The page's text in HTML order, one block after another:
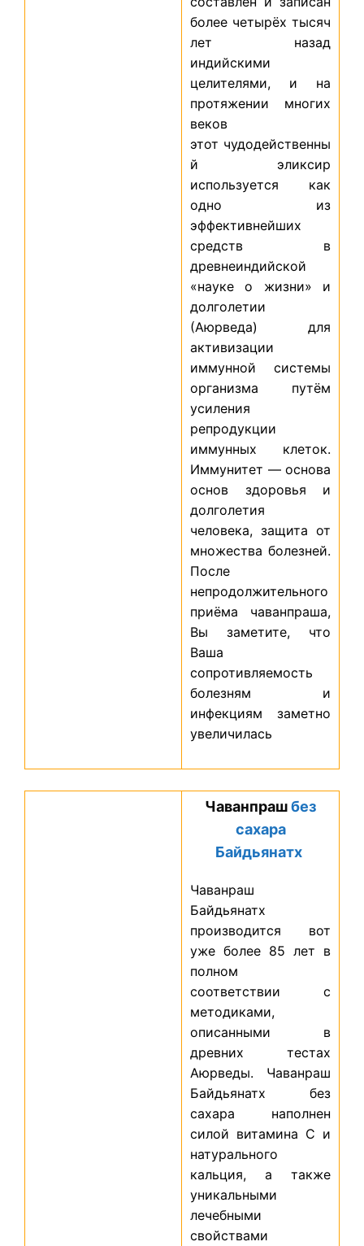
более четырёх тысяч
лет назад
индийскими
целителями, и на
протяжении многих
веков
этот чудодейственны
й эликсир
используется как
одно из
эффективнейших
средств в
древнеиндийской
«науке о жизни» и
долголетии
(Аюрведа) для
активизации
иммунной системы
организма путём
усиления
репродукции
иммунных клеток.
Иммунитет — основа
основ здоровья и
долголетия
человека, защита от
множества болезней.
После
непродолжительного
приёма чаванпраша,
Вы заметите, что
Ваша
сопротивляемость
болезням и
инфекциям заметно
увеличилась
Чаванпрашбез
сахара
Байдьянатх
Чаванраш
Байдьянатх
производится вот
уже более 85 лет в
полном
соответствии с
методиками,
описанными в
древних тестах
Аюрведы. Чаванраш
Байдьянатх без
сахара наполнен
силой витамина C и
натурального
кальция, а также
уникальными
лечебными
свойствами